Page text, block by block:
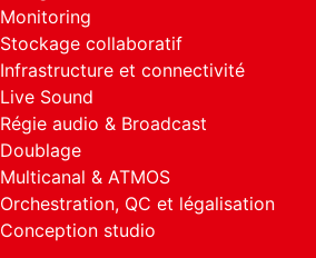
Monitoring
Stockage collaboratif
Infrastructure et connectivité
Live Sound
Régie audio & Broadcast
Doublage
Multicanal & ATMOS
Orchestration, QC et légalisation
Conception studio